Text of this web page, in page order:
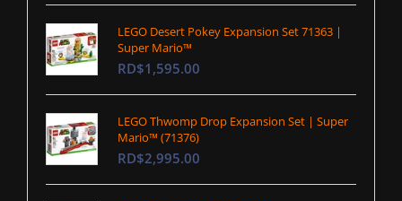
LEGO Desert Pokey Expansion Set 71363 |
Super Mario™
RD$1,595.00
LEGO Thwomp Drop Expansion Set | Super
Mario™ (71376)
RD$2,995.00